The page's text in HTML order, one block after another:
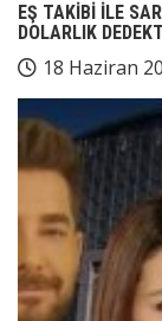
EŞ TAKİBİ İLE
DOLARLIK
18 Haziran